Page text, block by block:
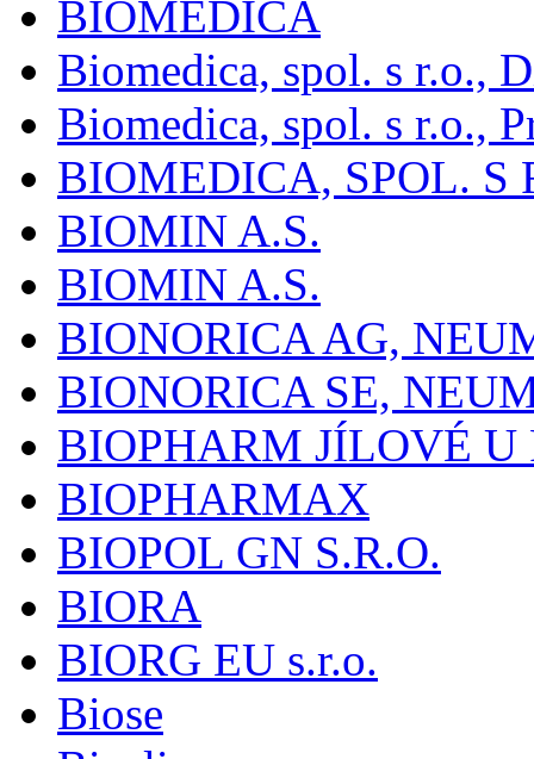
BIOMEDICA
Biomedica, spol. s r.o.,
Biomedica, spol. s r.o.,
BIOMEDICA, SPOL. S
BIOMIN A.S.
BIOMIN A.S.
BIONORICA AG,
BIONORICA SE,
BIOPHARM JÍLOVÉ U
BIOPHARMAX
BIOPOL GN S.R.O.
BIORA
BIORG EU s.r.o.
Biose